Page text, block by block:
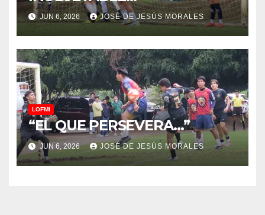
JUN 6, 2026 JOSÉ DE JESÚS MORALES
LOFMI
“EL QUE PERSEVERA…”
JUN 6, 2026 JOSÉ DE JESÚS MORALES